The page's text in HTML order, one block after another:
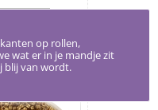
op rollen,
wat er in je mandje zit
blij van wordt.